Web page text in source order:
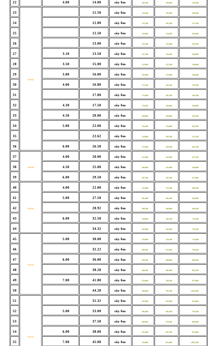
22 4.00 14.00 cây 6m 142,500 238,000 319,500
23
V50*50
11.50 cây 6m 118,500 197,000 260,000
24 12.00 cây 6m 123,500 205,500 271,500
25 12.50 cây 6m 129,000 214,500 283,000
26 13.00 cây 6m 132,500 221,000 292,500
27 3.10 13.50 cây 6m 137,500 229,500 304,000
28 3.50 15.00 cây 6m 153,000 255,500 338,000
29 3.80 16.00 cây 6m 163,000 272,000 360,000
30 4.00 16.80 cây 6m 172,500 283,500 379,500
31 17.00 cây 6m 173,000 285,500 382,500
32 4.30 17.50 cây 6m 178,500 294,000 394,000
33 4.50 20.00 cây 6m 204,000 336,000 450,500
34 5.00 22.00 cây 6m 224,500 370,000 495,500
35 22.62 cây 6m 234,000 383,500 512,500
36 6.00 26.58 cây 6m 275,000 450,500 602,500
37
V60*60
4.00 20.00 cây 6m 211,000 343,000 457,500
38 4.50 25.00 cây 6m 260,000 425,000 568,000
39 6.00 29.50 cây 6m 307,500 502,500 671,000
40
V63*63
4.00 22.00 cây 6m 232,000 372,500 498,500
41 5.00 27.50 cây 6m 287,000 462,500 620,000
42 28.92 cây 6m 299,500 484,000 649,500
43 6.00 32.50 cây 6m 339,000 546,500 732,500
44 34.32 cây 6m 363,000 582,000 778,500
45
V70*70
5.00 30.00 cây 6m 359,000 550,500 722,000
46 32.22 cây 6m 409,500 615,000 799,500
47 6.00 36.00 cây 6m 430,500 660,000 866,000
48 38.28 cây 6m 440,500 685,000 903,500
49 7.00 41.00 cây 6m 479,000 740,500 975,000
50 44.28 cây 6m 509,000 791,500 1,045,000
51
V75*75
31.32 cây 6m 435,000 635,000 814,000
52 5.00 33.00 cây 6m 395,000 605,500 794,500
53 37.50 cây 6m 440,000 679,500 894,000
54 6.00 38.00 cây 6m 455,000 697,500 915,000
55 7.00 45.00 cây 6m 538,000 825,000 1,082,500